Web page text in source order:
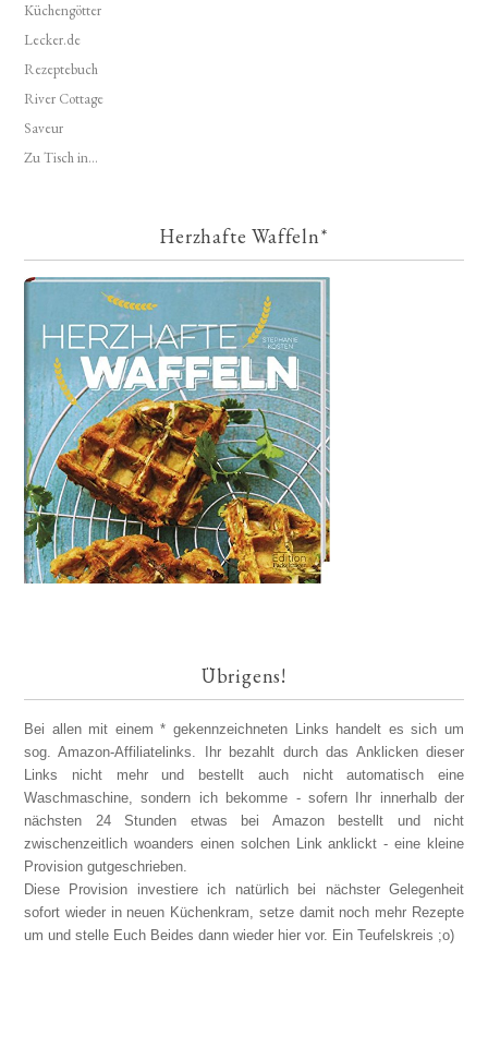
Küchengötter
Lecker.de
Rezeptebuch
River Cottage
Saveur
Zu Tisch in...
Herzhafte Waffeln*
Übrigens!
Bei allen mit einem * gekennzeichneten Links handelt es sich um
sog. Amazon-Affiliatelinks. Ihr bezahlt durch das Anklicken dieser
Links nicht mehr und bestellt auch nicht automatisch eine
Waschmaschine, sondern ich bekomme - sofern Ihr innerhalb der
nächsten 24 Stunden etwas bei Amazon bestellt und nicht
zwischenzeitlich woanders einen solchen Link anklickt - eine kleine
Provision gutgeschrieben.
Diese Provision investiere ich natürlich bei nächster Gelegenheit
sofort wieder in neuen Küchenkram, setze damit noch mehr Rezepte
um und stelle Euch Beides dann wieder hier vor. Ein Teufelskreis ;o)